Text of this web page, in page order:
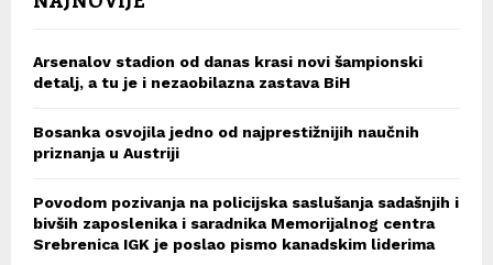
Arsenalov stadion od danas krasi novi šampionski
detalj, a tu je i nezaobilazna zastava BiH
Bosanka osvojila jedno od najprestižnijih naučnih
priznanja u Austriji
Povodom pozivanja na policijska saslušanja sadašnjih i
bivših zaposlenika i saradnika Memorijalnog centra
Srebrenica IGK je poslao pismo kanadskim liderima